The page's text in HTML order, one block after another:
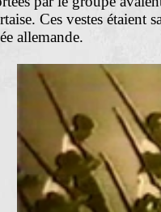
Ces vestes étaient
allemande.